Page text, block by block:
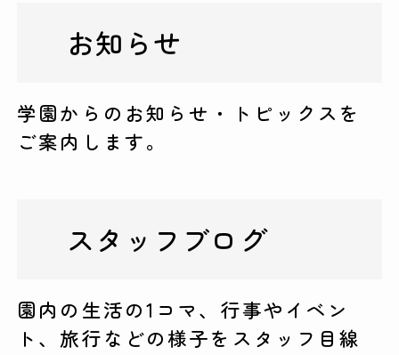
お知らせ
学園からのお知らせ・トピックスを
ご案内します。
スタッフブログ
園内の生活の1コマ、行事やイベン
ト、旅行などの様子をスタッフ目線